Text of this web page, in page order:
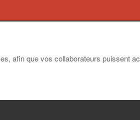
afin que vos collaborateurs puissent